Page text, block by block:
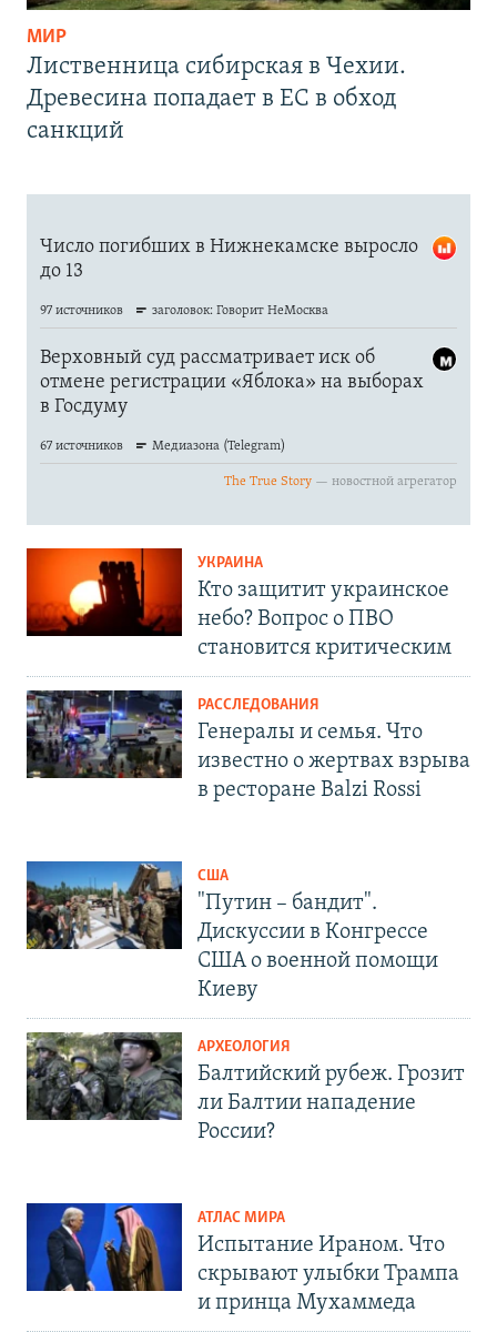
МИР
Лиственница сибирская в Чехии.
Древесина попадает в ЕС в обход
санкций
УКРАИНА
Кто защитит украинское
небо? Вопрос о ПВО
становится критическим
РАССЛЕДОВАНИЯ
Генералы и семья. Что
известно о жертвах взрыва
в ресторане Balzi Rossi
США
"Путин – бандит".
Дискуссии в Конгрессе
США о военной помощи
Киеву
АРХЕОЛОГИЯ
Балтийский рубеж. Грозит
ли Балтии нападение
России?
АТЛАС МИРА
Испытание Ираном. Что
скрывают улыбки Трампа
и принца Мухаммеда